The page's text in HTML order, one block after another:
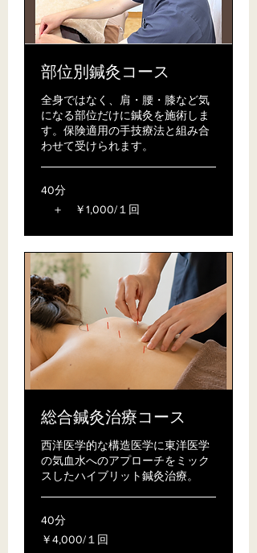
部位別鍼灸コース
全身ではなく、肩・腰・膝など気
になる部位だけに鍼灸を施術しま
す。保険適用の手技療法と組み合
わせて受けられます。
40分
＋
１
＋ ￥1,000/１回
総合鍼灸治療コース
西洋医学的な構造医学に東洋医学
の気血水へのアプローチをミック
スしたハイブリット鍼灸治療。
40分
￥4,000/
１
￥4,000/１回